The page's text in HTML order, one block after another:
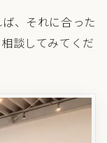
、それに合った
談してみてくだ